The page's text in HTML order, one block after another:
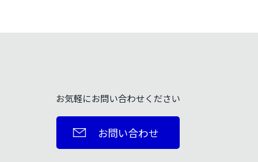
お気軽にお問い合わせください
お問い合わせ